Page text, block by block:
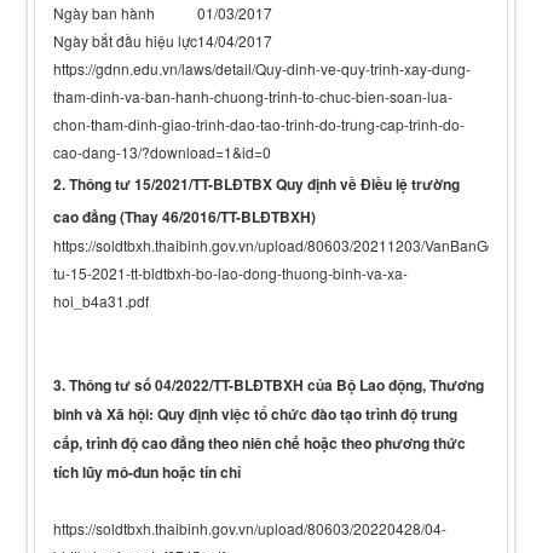
Ngày ban hành
01/03/2017
Ngày bắt đầu hiệu lực14/04/2017
https://gdnn.edu.vn/laws/detail/Quy-dinh-ve-quy-trinh-xay-dung-
tham-dinh-va-ban-hanh-chuong-trinh-to-chuc-bien-soan-lua-
chon-tham-dinh-giao-trinh-dao-tao-trinh-do-trung-cap-trinh-do-
cao-dang-13/?download=1&id=0
2. Thông tư 15/2021/TT-BLĐTBX Quy định về Điều lệ trường
cao đẳng (Thay 46/2016/TT-BLĐTBXH)
https://soldtbxh.thaibinh.gov.vn/upload/80603/20211203/
tu-15-2021-tt-bldtbxh-bo-lao-dong-thuong-binh-va-xa-
hoi_b4a31.pdf
3. Thông tư số 04/2022/TT-BLĐTBXH của Bộ Lao động, Thương
binh và Xã hội: Quy định việc tổ chức đào tạo trình độ trung
cấp, trình độ cao đẳng theo niên chế hoặc theo phương thức
tích lũy mô-đun hoặc tín chỉ
https://soldtbxh.thaibinh.gov.vn/upload/80603/20220428/04-